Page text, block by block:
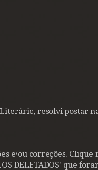
resolvi postar
e/ou correções. Clique
DELETADOS' que